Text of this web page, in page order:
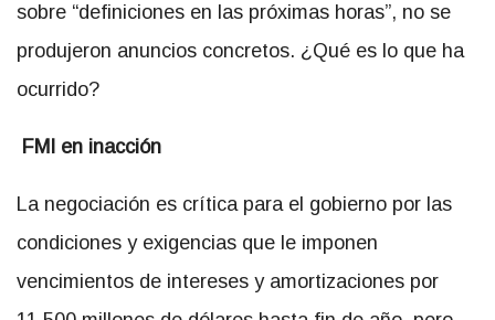
sobre “definiciones en las próximas horas”, no se
produjeron anuncios concretos. ¿Qué es lo que ha
ocurrido?
FMI en inacción
La negociación es crítica para el gobierno por las
condiciones y exigencias que le imponen
vencimientos de intereses y amortizaciones por